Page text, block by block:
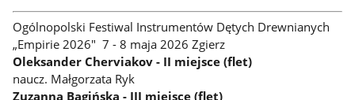
Ogólnopolski Festiwal Instrumentów Dętych Drewnianych
„Empirie 2026" 7 - 8 maja 2026 Zgierz
Oleksander Cherviakov - II miejsce (flet)
naucz. Małgorzata Ryk
Zuzanna Bagińska - III miejsce (flet)